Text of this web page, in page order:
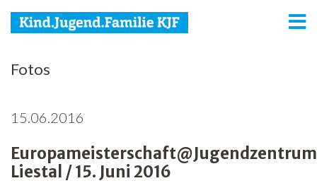
KJF
Jugend
Familie
Fotos
15.06.2016
Europameisterschaft@Jugendzentrum
Liestal / 15. Juni 2016